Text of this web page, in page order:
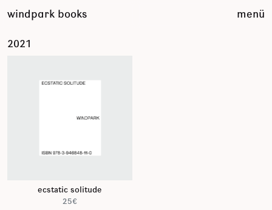
inhalt
windpark books menü
2021
ecstatic solitude
25€